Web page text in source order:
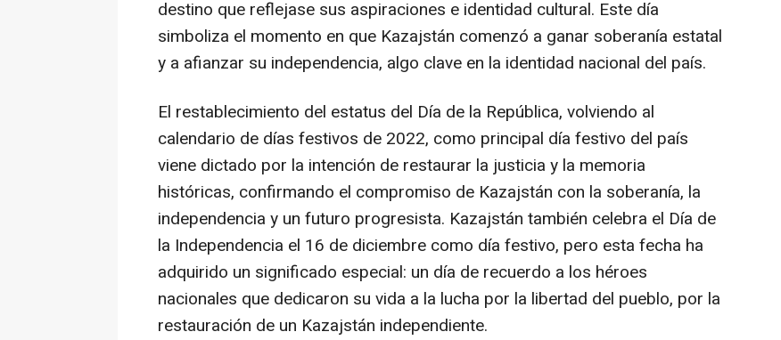
destino que reflejase sus aspiraciones e identidad cultural. Este día
simboliza el momento en que Kazajstán comenzó a ganar soberanía estatal
y a afianzar su independencia, algo clave en la identidad nacional del país.
El restablecimiento del estatus del Día de la República, volviendo al
calendario de días festivos de 2022, como principal día festivo del país
viene dictado por la intención de restaurar la justicia y la memoria
históricas, confirmando el compromiso de Kazajstán con la soberanía, la
independencia y un futuro progresista. Kazajstán también celebra el Día de
la Independencia el 16 de diciembre como día festivo, pero esta fecha ha
adquirido un significado especial: un día de recuerdo a los héroes
nacionales que dedicaron su vida a la lucha por la libertad del pueblo, por la
restauración de un Kazajstán independiente.